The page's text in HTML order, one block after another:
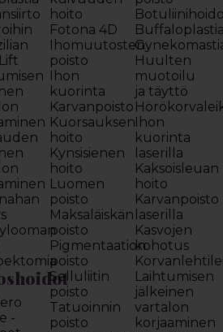
-
hoito
Fotona 4D
Ihomuutosten
poisto
Ihon
kuorinta
Karvanpoisto
Kuorsauksen
hoito
Kynsisienen
hoito
Luomen
poisto
Maksaläiskän
poisto
Pigmentaation
poisto
Selluliitin
poisto
Tatuoinnin
poisto
Huulten
muotoilu
ja täyttö
Ihon
kuorinta
laserilla
Kaksoisleuan
hoito
Karvanpoisto
laserilla
Kasvojen
kohotus
Laihtumisen
jälkeinen
vartalon
korjaaminen